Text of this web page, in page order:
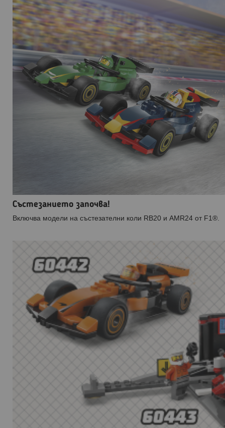
Състезанието започва!
Включва модели на състезателни коли RB20 и AMR24 от F1®.